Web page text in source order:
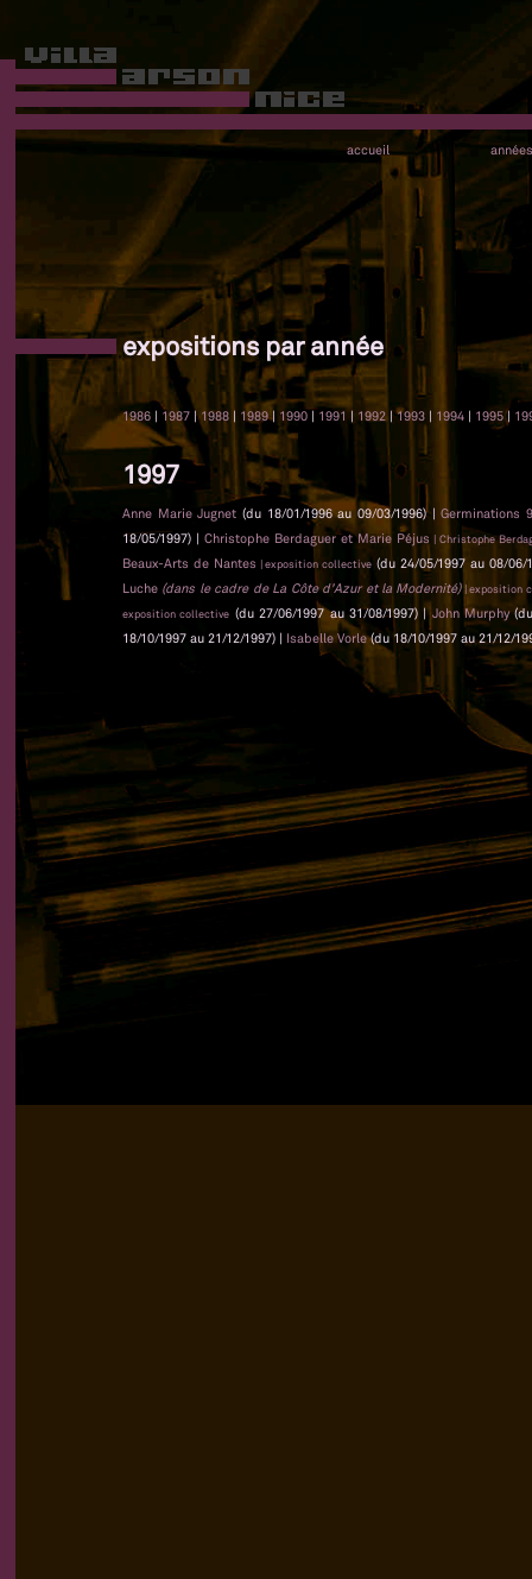
accueil années
expositions par année
1986 | 1987 |1988 | 1989| 1990 | 1991 | 1992 |1993 | 1994 | 1995|
1997
Anne Marie Jugnet (du 18/01/1996 au 09/03/1996) |Germinations 9
18/05/1997) | Christophe Berdaguer et Marie Péjus | Christophe
Beaux-Arts de Nantes | exposition collective (du 24/05/1997 au 08/06/
Luche (dans le cadre de La Côte d'Azur et la Modernité)| exposition
exposition collective (du 27/06/1997 au 31/08/1997) |John Murphy
18/10/1997 au 21/12/1997) | Isabelle Vorle(du 18/10/1997 au 21/12/